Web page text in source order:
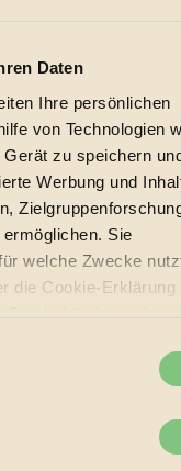
Daten
Ihre persönlichen
von Technologien
zu speichern
Werbung und
Sie
welche Zwecke
die Cookie-Erklärung
ändern oder
Lage erfassen,
sein können
und bewussten
der Branche